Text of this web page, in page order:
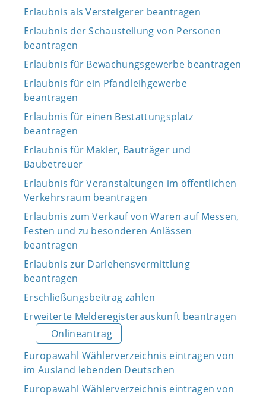
Erlaubnis als Versteigerer beantragen
Erlaubnis der Schaustellung von Personen
beantragen
Erlaubnis für Bewachungsgewerbe beantragen
Erlaubnis für ein Pfandleihgewerbe
beantragen
Erlaubnis für einen Bestattungsplatz
beantragen
Erlaubnis für Makler, Bauträger und
Baubetreuer
Erlaubnis für Veranstaltungen im öffentlichen
Verkehrsraum beantragen
Erlaubnis zum Verkauf von Waren auf Messen,
Festen und zu besonderen Anlässen
beantragen
Erlaubnis zur Darlehensvermittlung
beantragen
Erschließungsbeitrag zahlen
Erweiterte Melderegisterauskunft beantragen
Onlineantrag
Europawahl Wählerverzeichnis eintragen von
im Ausland lebenden Deutschen
Europawahl Wählerverzeichnis eintragen von